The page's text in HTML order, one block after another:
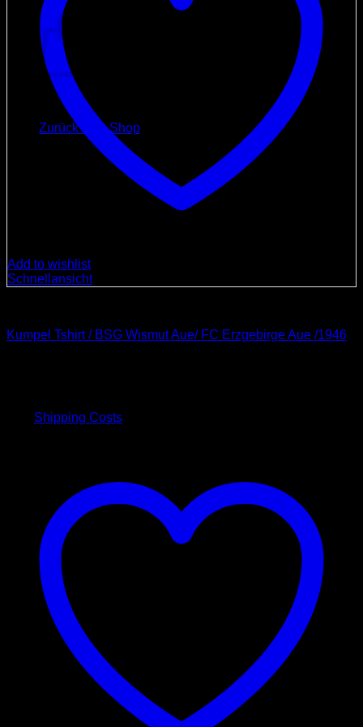
Warenkorb
Es befinden sich keine Produkte im Warenkorb.
Zurück zum Shop
Add to wishlist
Schnellansicht
Kumpel Tshirt / BSG Wismut Aue/ FC Erzgebirge Aue /1946
Shipping Costs